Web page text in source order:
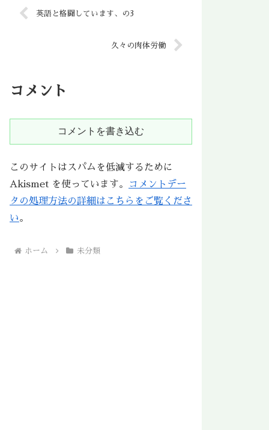
英語と格闘しています、の3
久々の肉体労働
コメント
コメントを書き込む
このサイトはスパムを低減するために
Akismet を使っています。
コメントデー
タの処理方法の詳細はこちらをご覧くださ
い。
ホーム 未分類